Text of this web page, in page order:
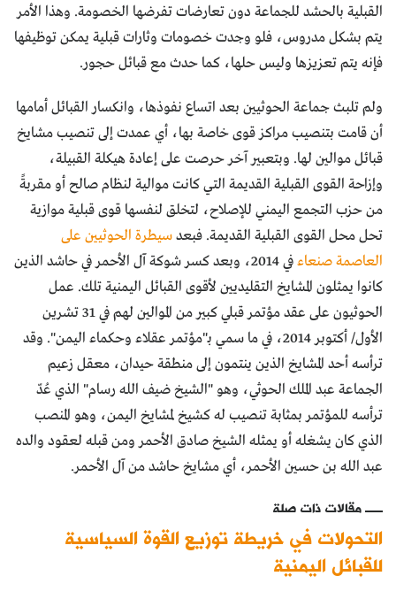
القبلية بالحشد للجماعة دون تعارضات تفرضها الخصومة. وهذا الأمر
يتم بشكل مدروس، فلو وجدت خصومات وثارات قبلية يمكن توظيفها
فإنه يتم تعزيزها وليس حلها، كما حدث مع قبائل حجور.
ولم تلبث جماعة الحوثيين بعد اتساع نفوذها، وانكسار القبائل أمامها
أن قامت بتنصيب مراكز قوى خاصة بها، أي عمدت إلى تنصيب مشايخ
قبائل موالين لها. وبتعبير آخر حرصت على إعادة هيكلة القبيلة،
وإزاحة القوى القبلية القديمة التي كانت موالية لنظام صالح أو مقربةً
من حزب التجمع اليمني للإصلاح، لتخلق لنفسها قوى قبلية موازية
تحل محل القوى القبلية القديمة. فبعدسيطرة الحوثيين على
العاصمة صنعاء
في 2014، وبعد كسر شوكة آل الأحمر في حاشد الذين
كانوا يمثلون المشايخ التقليديين لأقوى القبائل اليمنية تلك. عمل
الحوثيون على عقد مؤتمر قبلي كبير من الموالين لهم في 31 تشرين
الأول/ أكتوبر 2014، في ما سمي بـ"مؤتمر عقلاء وحكماء اليمن". وقد
ترأسه أحد المشايخ الذين ينتمون إلى منطقة حيدان، معقل زعيم
الجماعة عبد الملك الحوثي، وهو "الشيخ ضيف الله رسام" الذي عُدّ
ترأسه للمؤتمر بمثابة تنصيب له كشيخ لمشايخ اليمن، وهو المنصب
الذي كان يشغله أو يمثله الشيخ صادق الأحمر ومن قبله لعقود والده
عبد الله بن حسين الأحمر، أي مشايخ حاشد من آل الأحمر.
مقالات ذات صلة
التحولات في خريطة توزيع القوة السياسية
للقبائل اليمنية